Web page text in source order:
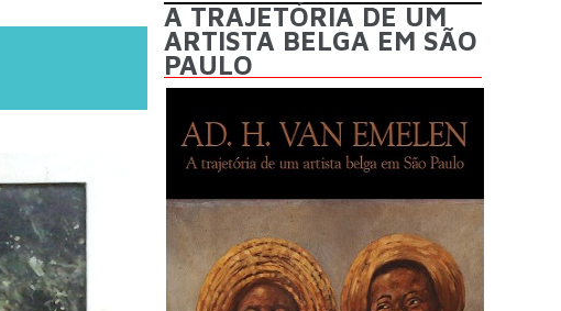
A TRAJETÓRIA DE UM
ARTISTA BELGA EM SÃO
PAULO